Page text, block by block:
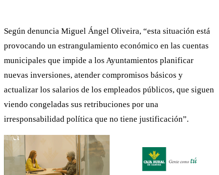
Según denuncia Miguel Ángel Oliveira, “esta situación está
provocando un estrangulamiento económico en las cuentas
municipales que impide a los Ayuntamientos planificar
nuevas inversiones, atender compromisos básicos y
actualizar los salarios de los empleados públicos, que siguen
viendo congeladas sus retribuciones por una
irresponsabilidad política que no tiene justificación”.